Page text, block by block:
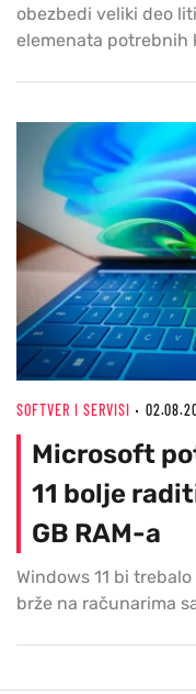
obezbedi veliki deo
elemenata potrebnih
SOFTVER I SERVISI
Microsoft
11 bolje
GB RAM-a
Windows 11 bi
brže na računarima